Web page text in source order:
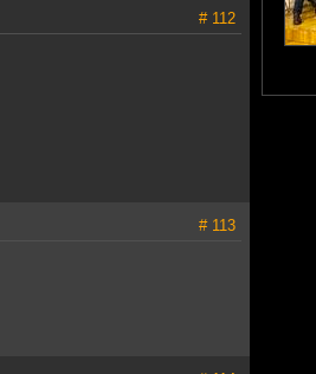
# 112
# 113